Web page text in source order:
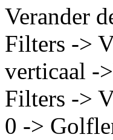
Verander
Filters ->
verticaal -
Filters ->
0 ->